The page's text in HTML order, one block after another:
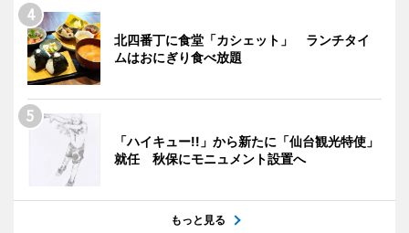
北四番丁に食堂「カシェット」 ランチタイ
ムはおにぎり食べ放題
「ハイキュー!!」から新たに「仙台観光特使」
就任 秋保にモニュメント設置へ
もっと見る